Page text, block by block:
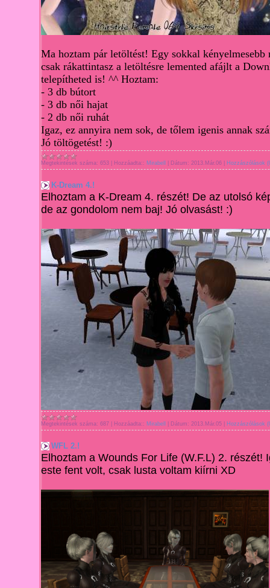
Ma hoztam pár letöltést! Egy sokkal kényelmesebb
csak rákattintasz a letöltésre lemented afájlt a
telepítheted is! ^^ Hoztam:
- 3 db bútort
- 3 db női hajat
- 2 db női ruhát
Igaz, ez annyira nem sok, de tőlem igenis annak
Jó töltögetést! :)
Megtekintések száma: 653 Hozzáadta:: Mirabell Dátum: 2013.Már.06 Hozzászólások
K-Dream 4.!
Elhoztam a K-Dream 4. részét! De az utolsó
de az gondolom nem baj! Jó olvasást! :)
Megtekintések száma: 687 Hozzáadta:: Mirabell Dátum: 2013.Már.05 Hozzászólások
WFL 2.!
Elhoztam a Wounds For Life (W.F.L) 2. részét!
este fent volt, csak lusta vol tam kiírni XD